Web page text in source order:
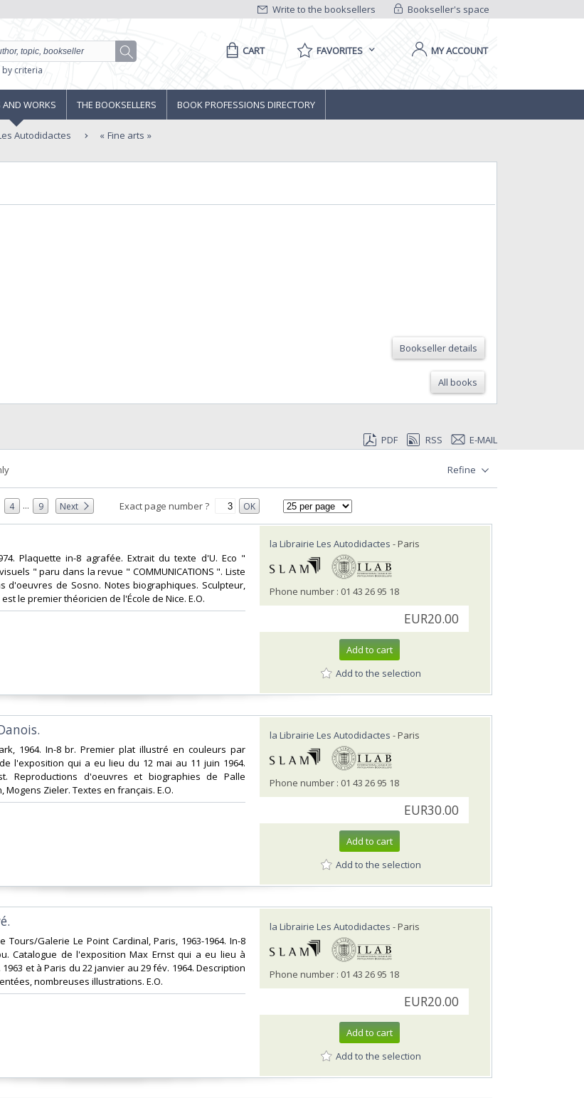
Bookseller's space
Write to the booksellers
by criteria
CART FAVORITES MY ACCOUNT
WORKS THE BOOKSELLERS BOOK PROFESSIONS DIRECTORY
Autodidactes Fine arts
Bookseller details
All books
PDF RSS E-MAIL
Refine
4 ... 9 Next Exact page number ? OK
Plaquette in-8 agrafée. Extrait du texte d'U. Eco "
" paru dans la revue " COMMUNICATIONS ". Liste
d'oeuvres de Sosno. Notes biographiques. Sculpteur,
le premier théoricien de l'École de Nice. E.O.
la Librairie Les Autodidactes - Paris
Phone number : 01 43 26 95 18
EUR20.00
Add to cart
Add to the selection
1964. In-8 br. Premier plat illustré en couleurs par
l'exposition qui a eu lieu du 12 mai au 11 juin 1964.
Reproductions d'oeuvres et biographies de Palle
Mogens Zieler. Textes en français. E.O.‎
la Librairie Les Autodidactes - Paris
Phone number : 01 43 26 95 18
EUR30.00
Add to cart
Add to the selection
Tours/Galerie Le Point Cardinal, Paris, 1963-1964. In-8
Catalogue de l'exposition Max Ernst qui a eu lieu à
et à Paris du 22 janvier au 29 fév. 1964. Description
nombreuses illustrations. E.O.‎
la Librairie Les Autodidactes - Paris
Phone number : 01 43 26 95 18
EUR20.00
Add to cart
Add to the selection